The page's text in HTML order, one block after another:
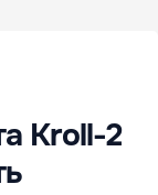
Kroll-2